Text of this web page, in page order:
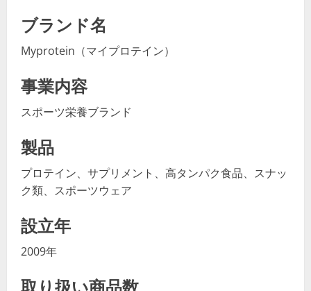
ブランド名
Myprotein（マイプロテイン）
事業内容
スポーツ栄養ブランド
製品
プロテイン、サプリメント、高タンパク食品、スナッ
ク類、スポーツウェア
設立年
2009年
取り扱い商品数